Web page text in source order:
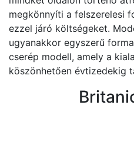
megkönnyíti a felszerelesi
ezzel járó költségeket.
ugyanakkor egyszerű
cserép modell, amely a
köszönhetően évtizedekig